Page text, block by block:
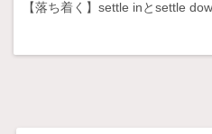
【落ち着く】settle inとsettle